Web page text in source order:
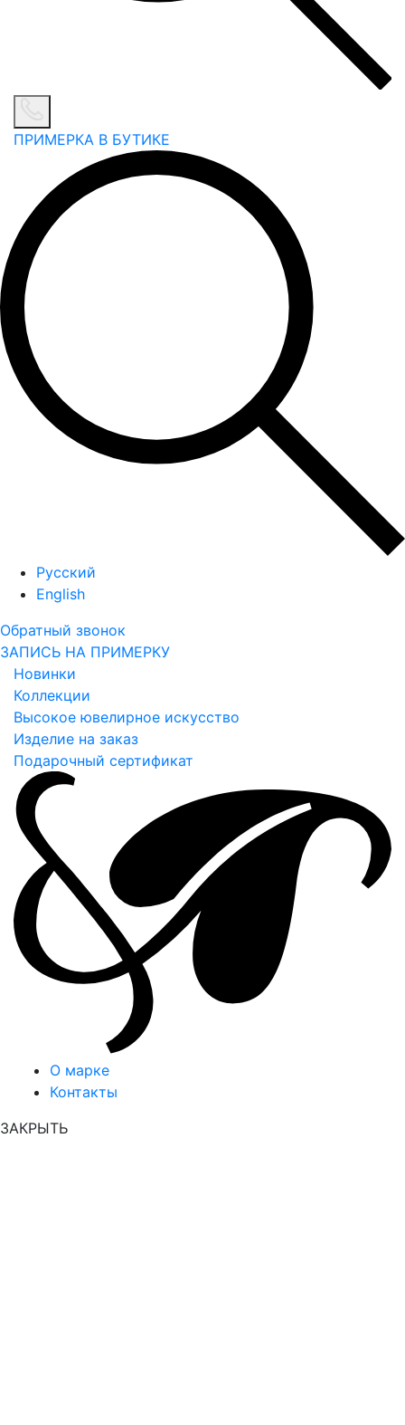
ПРИМЕРКА В БУТИКЕ
Русский
English
Обратный звонок
ЗАПИСЬ НА ПРИМЕРКУ
Новинки
Коллекции
Высокое ювелирное искусство
Изделие на заказ
Подарочный сертификат
О марке
Контакты
ЗАКРЫТЬ